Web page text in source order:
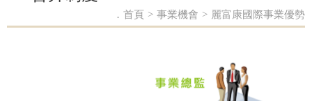
．首頁 > 事業機會 > 麗富康國際事業優勢